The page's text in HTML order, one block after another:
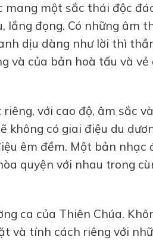
một sắc thái độc
lắng đọng. Có những âm
dịu dàng như lời thì
và của bản hoà tấu và vẻ
với cao độ, âm sắc
không có giai điệu du
êm đềm. Một bản nhạc
quyện với nhau trong
ca của Thiên Chúa.
và tính cách riêng với